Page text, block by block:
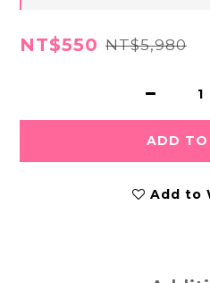
NT$550 NT$5,980
ADD TO
Add to